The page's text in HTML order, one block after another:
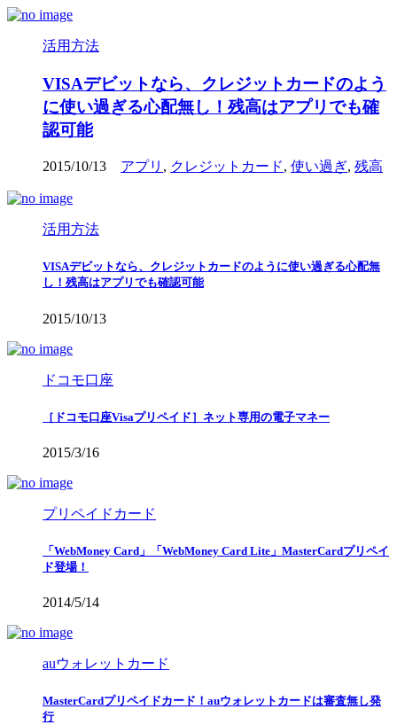
活用方法
VISAデビットなら、クレジットカードのよう
に使い過ぎる心配無し！残高はアプリでも確
認可能
2015/10/13 アプリ , クレジットカード, 使い過ぎ, 残高
活用方法
VISAデビットなら、クレジットカードのように使い過ぎる心配無
し！残高はアプリでも確認可能
2015/10/13
ドコモ口座
［ドコモ口座Visaプリペイド］ネット専用の電子マネー
2015/3/16
プリペイドカード
「WebMoney Card」「WebMoney Card Lite」MasterCardプリペイ
ド登場！
2014/5/14
auウォレットカード
MasterCardプリペイドカード！auウォレットカードは審査無し発
行